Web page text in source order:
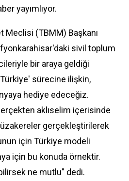
yayımlıyor.
Meclisi (TBMM) Başkanı
sivil toplum
bir araya geldiği
sürecine ilişkin,
hediye edeceğiz.
aklıselim içerisinde
gerçekleştirilerek
için Türkiye modeli
için bu konuda örnektir.
ne mutlu" dedi.